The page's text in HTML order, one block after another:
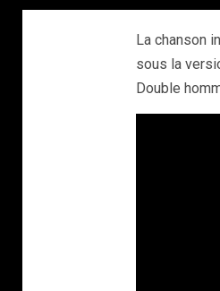
La chanson
sous la
Double